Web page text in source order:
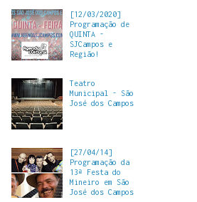
[12/03/2020]
Programação de
QUINTA -
SJCampos e
Região!
Teatro
Municipal - São
José dos Campos
[27/04/14]
Programação da
13ª Festa do
Mineiro em São
José dos Campos